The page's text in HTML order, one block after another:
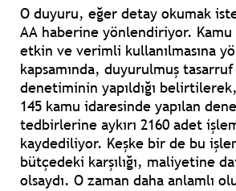
O duyuru, eğer detay okumak
AA haberine yönlendiriyor. Kamu
etkin ve verimli kullanılmasına
kapsamında, duyurulmuş
denetiminin yapıldığı belirtilerek,
145 kamu idaresinde yapılan
tedbirlerine aykırı 2160 adet
kaydediliyor. Keşke bir de bu
bütçedeki karşılığı, maliyetine
olsaydı. O zaman daha anlamlı